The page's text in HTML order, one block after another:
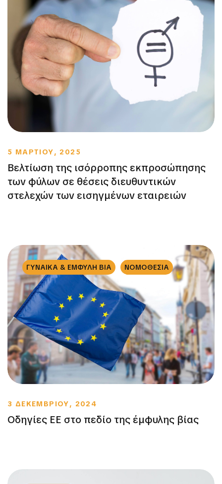
5 ΜΑΡΤΙΟΥ, 2025
Βελτίωση της ισόρροπης εκπροσώπησης
των φύλων σε θέσεις διευθυντικών
στελεχών των εισηγμένων εταιρειών
ΓΥΝΑΙΚΑ & ΕΜΦΥΛΗ ΒΙΑ ΝΟΜΟΘΕΣΙΑ
3 ΔΕΚΕΜΒΡΙΟΥ, 2024
Οδηγίες ΕΕ στο πεδίο της έμφυλης βίας